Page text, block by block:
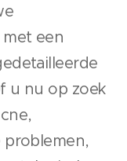
een
u nu op zoek